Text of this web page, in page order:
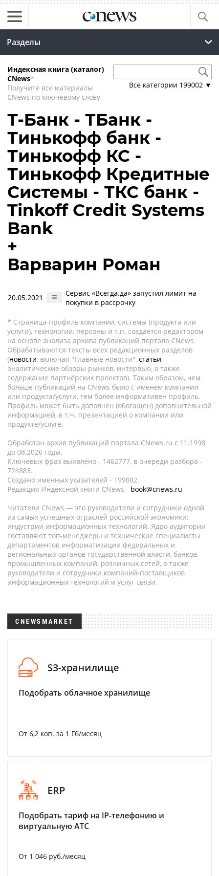
Разделы
Индексная книга (каталог)
CNews*
Получите все материалы
CNews по ключевому слову
Все категории 199002 ▼
Т-Банк - ТБанк -
Тинькофф банк -
Тинькофф КС -
Тинькофф Кредитные
Системы - ТКС банк -
Tinkoff Credit Systems
Bank
+
Варварин Роман
20.05.2021
Сервис «Всегда.да» запустил лимит на
покупки в рассрочку
* Страница-профиль компании, системы (продукта или
услуги), технологии, персоны и т.п. создается редактором
на основе анализа архива публикаций портала CNews.
Обрабатываются тексты всех редакционных разделов
(новости, включая "Главные новости", статьи,
аналитические обзоры рынков, интервью, а также
содержание партнёрских проектов). Таким образом, чем
больше публикаций на CNews было с именем компании
или продукта/услуги, тем более информативен профиль.
Профиль может быть дополнен (обогащен) дополнительной
информацией, в т.ч. презентацией о компании или
продукте/услуге.
Обработан архив публикаций портала CNews.ru c 11.1998
до 08.2026 годы.
Ключевых фраз выявлено - 1462777, в очереди разбора -
724883.
Создано именных указателей - 199002.
Редакция Индексной книги CNews - book@cnews.ru
Читатели CNews — это руководители и сотрудники одной
из самых успешных отраслей российской экономики:
индустрии информационных технологий. Ядро аудитории
составляют топ-менеджеры и технические специалисты
департаментов информатизации федеральных и
региональных органов государственной власти, банков,
промышленных компаний, розничных сетей, а также
руководители и сотрудники компаний-поставщиков
информационных технологий и услуг связи.
CNEWSMARKET
S3-хранилище
Подобрать облачное хранилище
От 6,2 коп. за 1 Гб/месяц
ERP
Подобрать тариф на IP-телефонию и
виртуальную АТС
От 1 046 руб./месяц